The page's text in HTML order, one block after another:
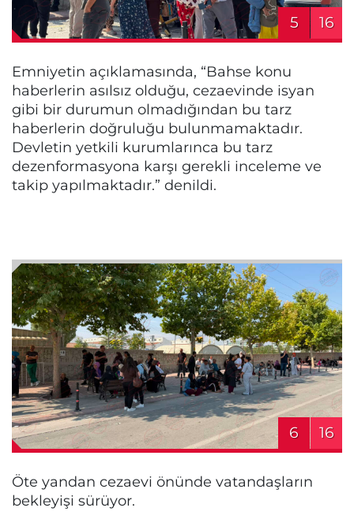
5 16
Emniyetin açıklamasında, “Bahse konu
haberlerin asılsız olduğu, cezaevinde isyan
gibi bir durumun olmadığından bu tarz
haberlerin doğruluğu bulunmamaktadır.
Devletin yetkili kurumlarınca bu tarz
dezenformasyona karşı gerekli inceleme ve
takip yapılmaktadır.” denildi.
6 16
Öte yandan cezaevi önünde vatandaşların
bekleyişi sürüyor.